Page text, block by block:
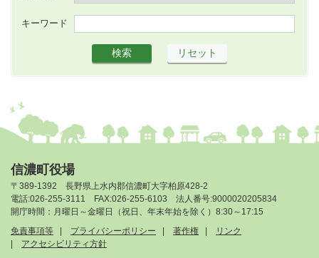
キーワード
信濃町役場
〒389-1392 長野県上水内郡信濃町大字柏原428-2
電話:026-255-3111 FAX:026-255-6103 法人番号:9000020205834
開庁時間：月曜日～金曜日（祝日、年末年始を除く）8:30～17:15
免責事項等
プライバシーポリシー 著作権
リンク
アクセシビリティ方針